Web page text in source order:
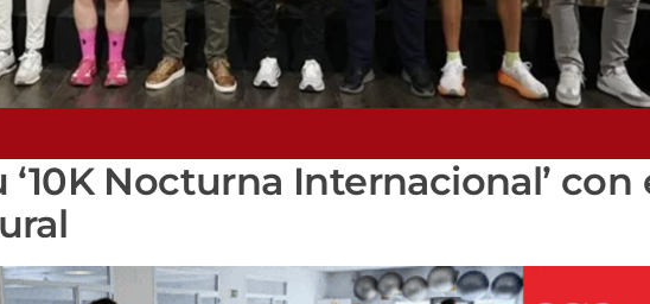
Nocturna Internacional’ con